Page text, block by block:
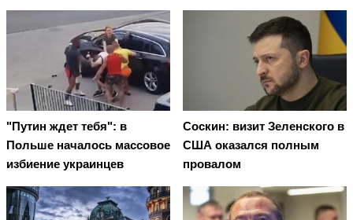
"Путин ждет тебя": в
Польше началось массовое
избиение украинцев
Соскин: визит Зеленского в
США оказался полным
провалом